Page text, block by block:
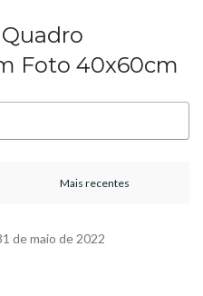
Quadro
Foto 40x60cm
de maio de 2022